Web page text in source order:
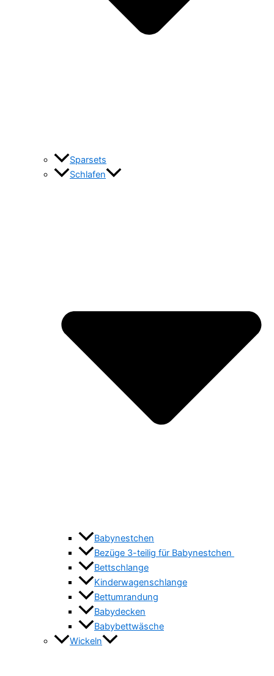
Sparsets
Schlafen
Babynestchen
Bezüge 3-teilig für Babynestchen
Bettschlange
Kinderwagenschlange
Bettumrandung
Babydecken
Babybettwäsche
Wickeln